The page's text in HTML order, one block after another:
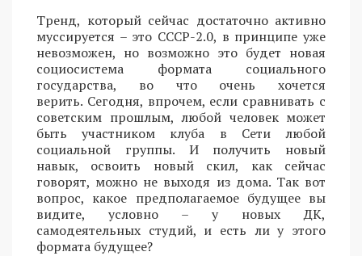
Тренд, который сейчас достаточно активно
муссируется – это СССР-2.0, в принципе уже
невозможен, но возможно это будет новая
социосистема формата социального
государства, во что очень хочется
верить. Сегодня, впрочем, если сравнивать с
советским прошлым, любой человек может
быть участником клуба в Сети любой
социальной группы. И получить новый
навык, освоить новый скил, как сейчас
говорят, можно не выходя из дома. Так вот
вопрос, какое предполагаемое будущее вы
видите, условно – у новых ДК,
самодеятельных студий, и есть ли у этого
формата будущее?